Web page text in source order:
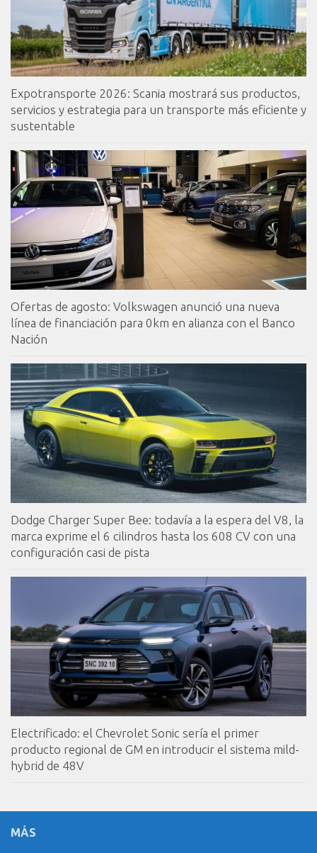
Expotransporte 2026: Scania mostrará sus productos,
servicios y estrategia para un transporte más eficiente y
sustentable
Ofertas de agosto: Volkswagen anunció una nueva
línea de financiación para 0km en alianza con el Banco
Nación
Dodge Charger Super Bee: todavía a la espera del V8, la
marca exprime el 6 cilindros hasta los 608 CV con una
configuración casi de pista
Electrificado: el Chevrolet Sonic sería el primer
producto regional de GM en introducir el sistema mild-
hybrid de 48V
MÁS